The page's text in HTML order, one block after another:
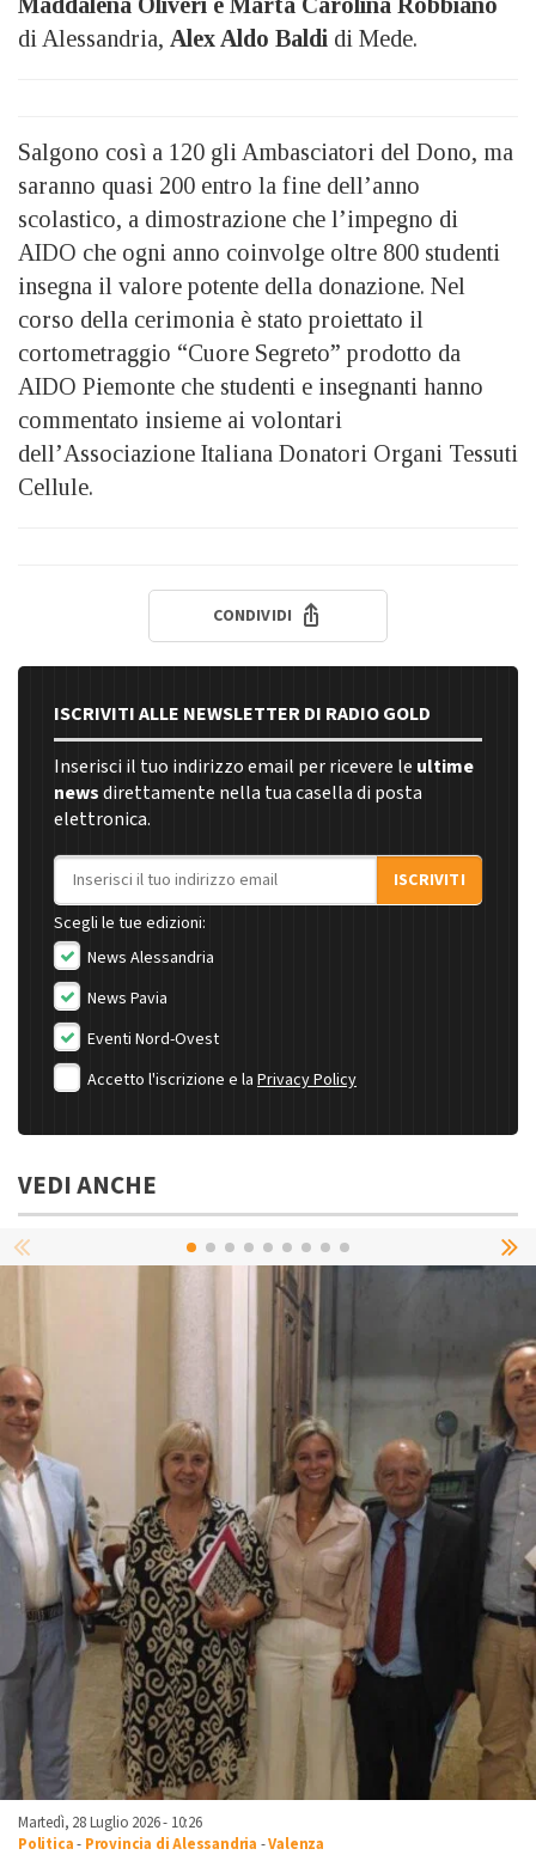
di Alessandria, Alex Aldo Baldi di Mede.
Salgono così a 120 gli Ambasciatori del Dono, ma
saranno quasi 200 entro la fine dell’anno
scolastico, a dimostrazione che l’impegno di
AIDO che ogni anno coinvolge oltre 800 studenti
insegna il valore potente della donazione. Nel
corso della cerimonia è stato proiettato il
cortometraggio “Cuore Segreto” prodotto da
AIDO Piemonte che studenti e insegnanti hanno
commentato insieme ai volontari
dell’Associazione Italiana Donatori Organi Tessuti
Cellule.
CONDIVIDI
ISCRIVITI ALLE NEWSLETTER DI RADIO GOLD
Inserisci il tuo indirizzo email per ricevere le ultime
newsdirettamente nella tua casella di posta
elettronica.
Indirizzo email
ISCRIVITI
Scegli le tue edizioni:
News Alessandria
News Pavia
Eventi Nord-Ovest
Accetto l'iscrizione e la Privacy Policy
VEDI ANCHE
Martedì, 28 Luglio 2026 - 10:26
Politica- Provincia di Alessandria -Valenza